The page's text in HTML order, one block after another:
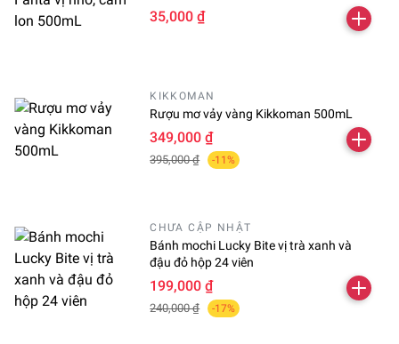
35,000 ₫
KIKKOMAN
Rượu mơ vảy vàng Kikkoman 500mL
349,000 ₫
395,000 ₫ -11%
CHƯA CẬP NHẬT
Bánh mochi Lucky Bite vị trà xanh và
đậu đỏ hộp 24 viên
199,000 ₫
240,000 ₫ -17%